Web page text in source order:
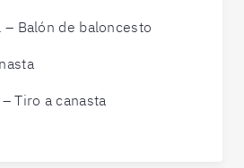
– Balón de baloncesto
Tiro a canasta